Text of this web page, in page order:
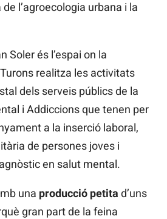
l’agroecologia urbana i la
Soler és l’espai on la
realitza les activitats
dels serveis públics de la
i Addiccions que tenen per
a la inserció laboral,
de persones joves i
en salut mental.
una producció petita d’uns
gran part de la feina